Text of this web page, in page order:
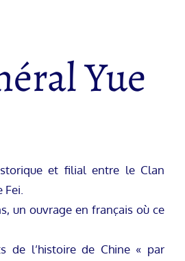
Yue
et filial entre le Clan
un ouvrage en français où ce
de l’histoire de Chine « par